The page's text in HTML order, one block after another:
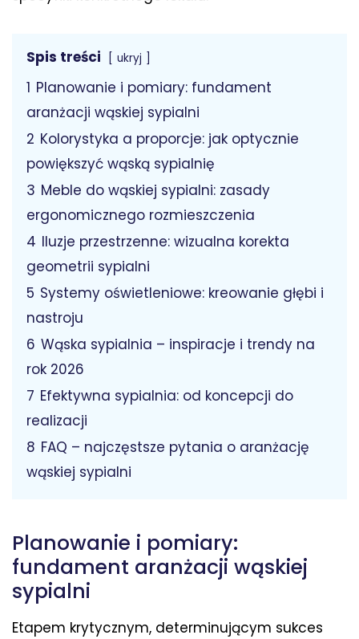
Spis treści ukryj
1 Planowanie i pomiary: fundament
aranżacji wąskiej sypialni
2 Kolorystyka a proporcje: jak optycznie
powiększyć wąską sypialnię
3 Meble do wąskiej sypialni: zasady
ergonomicznego rozmieszczenia
4 Iluzje przestrzenne: wizualna korekta
geometrii sypialni
5 Systemy oświetleniowe: kreowanie głębi i
nastroju
6 Wąska sypialnia – inspiracje i trendy na
rok 2026
7 Efektywna sypialnia: od koncepcji do
realizacji
8 FAQ – najczęstsze pytania o aranżację
wąskiej sypialni
Planowanie i pomiary:
fundament aranżacji wąskiej
sypialni
Etapem krytycznym, determinującym sukces